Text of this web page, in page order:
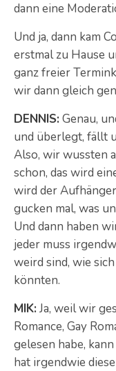
dann eine
Und ja, dann kam
erstmal zu Hause
ganz freier
wir dann gleich
DENNIS: Genau,
und überlegt, fällt
Also, wir wussten
schon, das wird
wird der
gucken mal, was
Und dann haben
jeder muss
weird sind, wie
könnten.
MIK: Ja, weil wir
Romance, Gay
gelesen habe,
hat irgendwie